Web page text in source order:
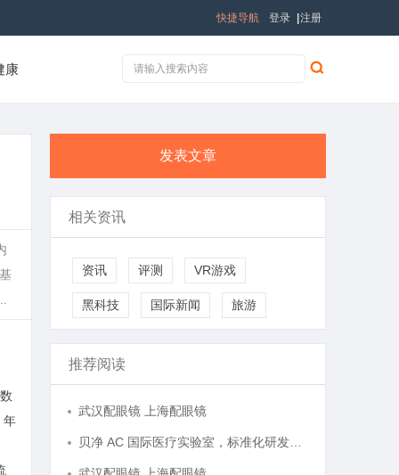
登录 注册
快捷导航
康
年
发表文章
相关资讯
资讯 评测 VR游戏
黑科技 国际新闻 旅游
推荐阅读
武汉配眼镜 上海配眼镜